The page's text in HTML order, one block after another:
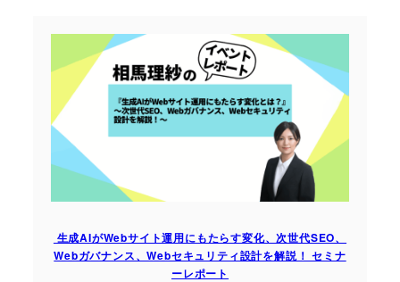
生成AIがWebサイト運用にもたらす変化、次世代SEO、
Webガバナンス、Webセキュリティ設計を解説！ セミナ
ーレポート